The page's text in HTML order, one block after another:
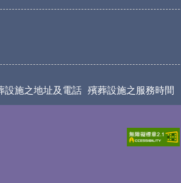
設施之地址及電話 殯葬設施之服務時間